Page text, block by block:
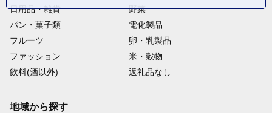
日用品・雑貨
野菜
パン・菓子類
電化製品
フルーツ
卵・乳製品
ファッション
米・穀物
飲料(酒以外)
返礼品なし
地域から探す